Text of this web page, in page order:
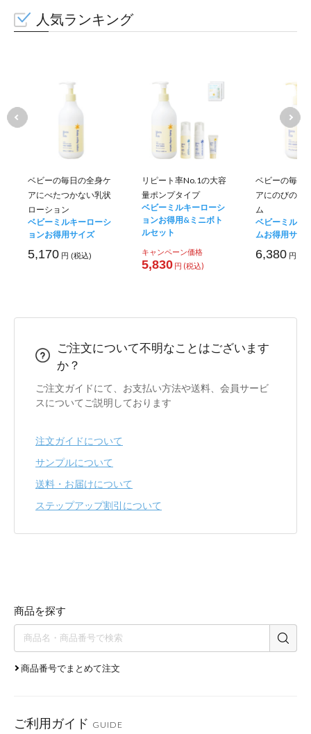
人気ランキング
ベビーの毎日の全身ケ
アにべたつかない乳状
ローション
ベビーミルキーローシ
ョンお得用サイズ
5,170 円 (税込)
リピート率No.1の大容
量ポンプタイプ
ベビーミルキーローシ
ョンお得用&ミニボト
ルセット
キャンペーン価格
5,830 円 (税込)
ベビーの毎日
アにのびのい
ム
ベビーミルキ
ムお得用サイ
6,380 円 (税
ご注文について不明なことはございます
か？
ご注文ガイドにて、お支払い方法や送料、会員サービ
スについてご説明しております
注文ガイドについて
サンプルについて
送料・お届けについて
ステップアップ割引について
商品を探す
商品番号でまとめて注文
ご利用ガイド GUIDE